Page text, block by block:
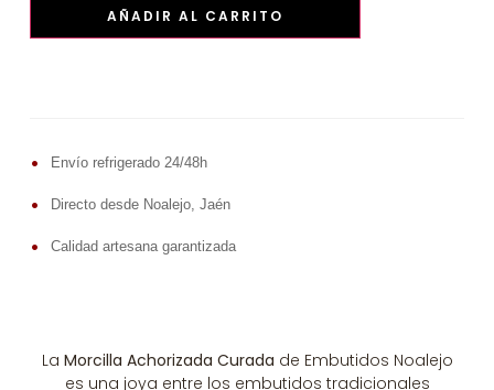
AÑADIR AL CARRITO
• Envío refrigerado 24/48h
• Directo desde Noalejo, Jaén
• Calidad artesana garantizada
La Morcilla Achorizada Curada de Embutidos Noalejo
es una joya entre los embutidos tradicionales